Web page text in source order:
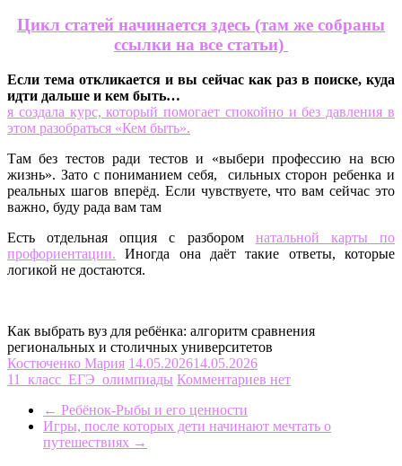
Цикл статей начинается здесь (там же собраны
ссылки на все статьи)
Если тема откликается и вы сейчас как раз в поиске, куда
идти дальше и кем быть…
я создала курс, который помогает спокойно и без давления в
этом разобраться «Кем быть».
Там без тестов ради тестов и «выбери профессию на всю
жизнь». Зато с пониманием себя, сильных сторон ребенка и
реальных шагов вперёд. Если чувствуете, что вам сейчас это
важно, буду рада вам там
Есть отдельная опция с разбором натальной карты по
профориентации. Иногда она даёт такие ответы, которые
логикой не достаются.
Как выбрать вуз для ребёнка: алгоритм сравнения
региональных и столичных университетов
Костюченко Мария 14.05.202614.05.2026
11_класс_ЕГЭ_олимпиады Комментариев нет
← Ребёнок-Рыбы и его ценности
Игры, после которых дети начинают мечтать о
путешествиях →